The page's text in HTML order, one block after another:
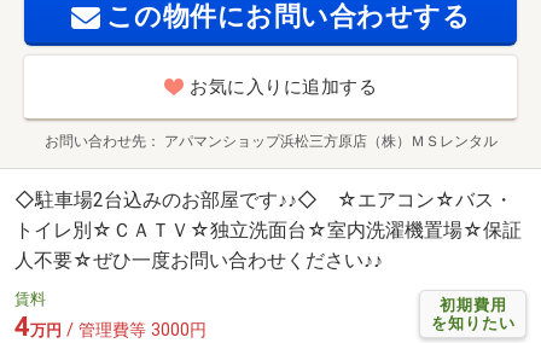
この物件にお問い合わせする
お気に入りに追加する
お問い合わせ先 アパマンショップ浜松三方原店（株）ＭＳレンタル
◇駐車場2台込みのお部屋です♪♪◇ ☆エアコン☆バス・
トイレ別☆ＣＡＴＶ☆独立洗面台☆室内洗濯機置場☆保証
人不要☆ぜひ一度お問い合わせください♪♪
初期費用
を知りたい
賃料
4万円 / 管理費等 3000円